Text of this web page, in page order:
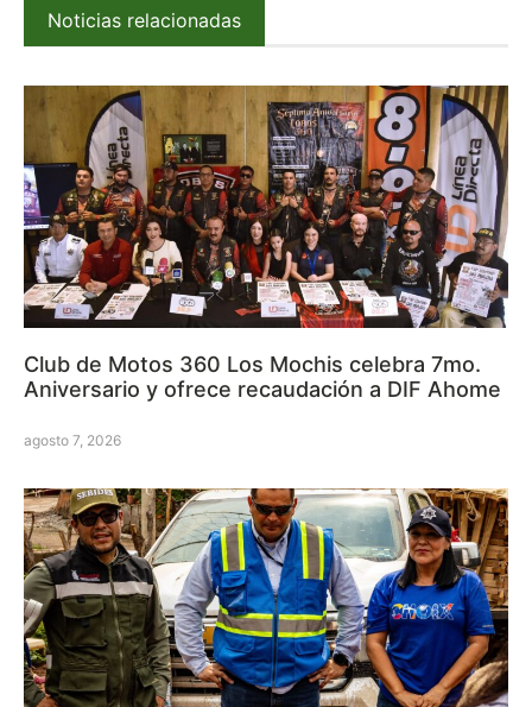
Noticias relacionadas
Club de Motos 360 Los Mochis celebra 7mo.
Aniversario y ofrece recaudación a DIF Ahome
agosto 7, 2026